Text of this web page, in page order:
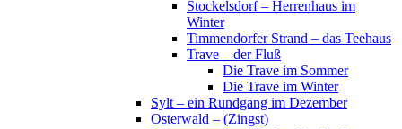
Stockelsdorf – Herrenhaus im
Winter
Timmendorfer Strand – das Teehaus
Trave – der Fluß
Die Trave im Sommer
Die Trave im Winter
Sylt – ein Rundgang im Dezember
Osterwald – (Zingst)